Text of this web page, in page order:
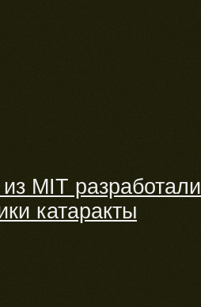
MIT разработали
катаракты